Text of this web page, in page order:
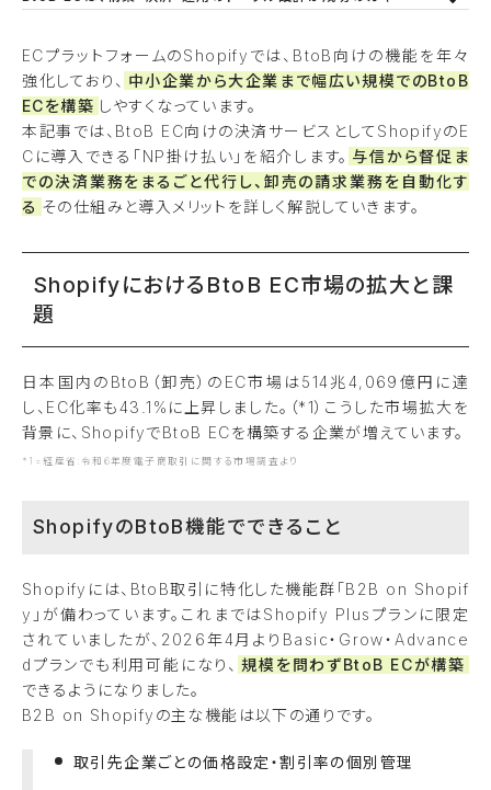
ECプラットフォームのShopifyでは、BtoB向けの機能を年々
強化しており、 中小企業から大企業まで幅広い規模でのBtoB
ECを構築 しやすくなっています。
本記事では、BtoB EC向けの決済サービスとしてShopifyのE
Cに導入できる「NP掛け払い」を紹介します。 与信から督促ま
での決済業務をまるごと代行し、卸売の請求業務を自動化す
る その仕組みと導入メリットを詳しく解説していきます。
ShopifyにおけるBtoB EC市場の拡大と課
題
日本国内のBtoB（卸売）のEC市場は514兆4,069億円に達
し、EC化率も43.1%に上昇しました。（*1）こうした市場拡大を
背景に、ShopifyでBtoB ECを構築する企業が増えています。
*1=経産省:令和6年度電子商取引に関する市場調査より
ShopifyのBtoB機能でできること
Shopifyには、BtoB取引に特化した機能群「B2B on Shopif
y」が備わっています。これまではShopify Plusプランに限定
されていましたが、2026年4月よりBasic・Grow・Advance
dプランでも利用可能になり、 規模を問わずBtoB ECが構築
できるようになりました。
B2B on Shopifyの主な機能は以下の通りです。
取引先企業ごとの価格設定・割引率の個別管理